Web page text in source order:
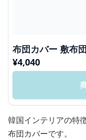
布団カバー 敷布
¥4,040
韓国インテリアの特
布団カバーです。